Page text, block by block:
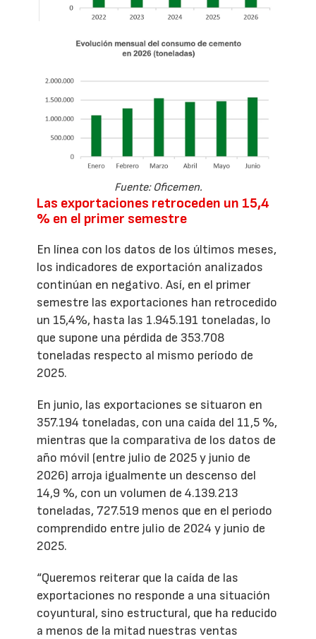
Fuente: Oficemen.
Las exportaciones retroceden un 15,4
% en el primer semestre
En línea con los datos de los últimos meses,
los indicadores de exportación analizados
continúan en negativo. Así, en el primer
semestre las exportaciones han retrocedido
un 15,4%, hasta las 1.945.191 toneladas, lo
que supone una pérdida de 353.708
toneladas respecto al mismo período de
2025.
En junio, las exportaciones se situaron en
357.194 toneladas, con una caída del 11,5 %,
mientras que la comparativa de los datos de
año móvil (entre julio de 2025 y junio de
2026) arroja igualmente un descenso del
14,9 %, con un volumen de 4.139.213
toneladas, 727.519 menos que en el periodo
comprendido entre julio de 2024 y junio de
2025.
“Queremos reiterar que la caída de las
exportaciones no responde a una situación
coyuntural, sino estructural, que ha reducido
a menos de la mitad nuestras ventas